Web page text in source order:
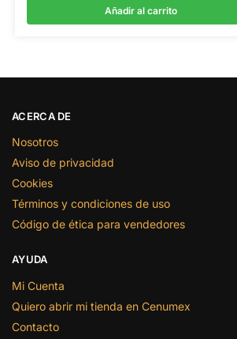
Añadir al carrito
ACERCA DE
Nosotros
Aviso de privacidad
Cookies
Términos y condiciones de uso
Código de ética para vendedores
AYUDA
Mi Cuenta
Quiero abrir mi tienda en Cenumex
Contacto